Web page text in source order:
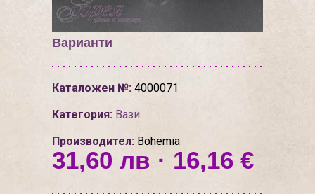
Варианти
Каталожен №: 4000071
Категория: Вази
Производител: Bohemia
31,60 лв · 16,16 €